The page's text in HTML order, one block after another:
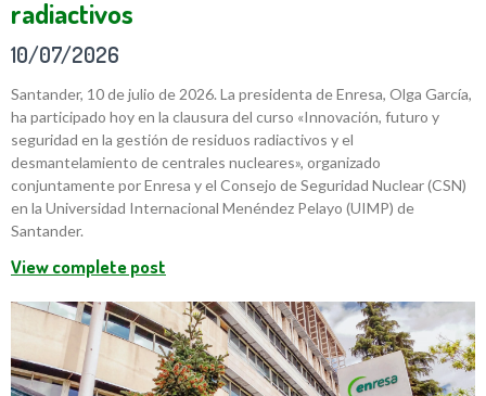
radiactivos
10/07/2026
Santander, 10 de julio de 2026. La presidenta de Enresa, Olga García,
ha participado hoy en la clausura del curso «Innovación, futuro y
seguridad en la gestión de residuos radiactivos y el
desmantelamiento de centrales nucleares», organizado
conjuntamente por Enresa y el Consejo de Seguridad Nuclear (CSN)
en la Universidad Internacional Menéndez Pelayo (UIMP) de
Santander.
View complete post